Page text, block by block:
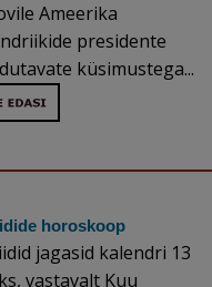
Ameerika
presidente
küsimustega...
horoskoop
jagasid kalendri 13
vastavalt Kuu